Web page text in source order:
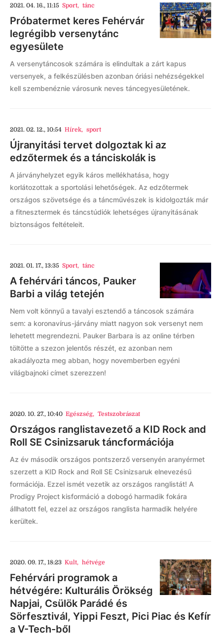
2021. 04. 16., 11:15 Sport, tánc
Próbatermet keres Fehérvár
legrégibb versenytánc
egyesülete
A versenytáncosok számára is elindultak a zárt kapus
versenyek, a felkészülésben azonban óriási nehézségekkel
kell szembenéznie városunk neves táncegyesületének.
2021. 02. 12., 10:54 Hírek, sport
Újranyitási tervet dolgoztak ki az
edzőtermek és a tánciskolák is
A járványhelyzet egyik káros mellékhatása, hogy
korlátozottak a sportolási lehetőségek. Az edzőtermek
országos szövetsége és a táncművészek is kidolgozták már
a fitnesztermek és táncstúdiók lehetséges újranyitásának
biztonságos feltételeit.
2021. 01. 17., 13:35 Sport, tánc
A fehérvári táncos, Pauker
Barbi a világ tetején
Nem volt könnyű a tavalyi esztendő a táncosok számára
sem: a koronavírus-járvány miatt nagyon sok versenyt nem
lehetett megrendezni. Pauker Barbara is az online térben
töltötte a szezon jelentős részét, ez azonban nem
akadályozta meg abban, hogy novemberben egyéni
világbajnoki címet szerezzen!
2020. 10. 27., 10:40 Egészség, Testszobrászat
Országos ranglistavezető a KID Rock and
Roll SE Csinizsaruk táncformációja
Az év második országos pontszerző versenyén aranyérmet
szerzett a KID Rock and Roll SE Csinizsaruk elnevezésű
formációja. Ezzel ismét vezetik az országos ranglistát! A
Prodigy Project kisformáció a dobogó harmadik fokára
állhatott fel, ezzel az országos ranglista harmadik helyére
kerültek.
2020. 09. 17., 18:23 Kult, hétvége
Fehérvári programok a
hétvégére: Kulturális Örökség
Napjai, Csülök Parádé és
Sörfesztivál, Yippi Feszt, Pici Piac és Kefír
a V-Tech-ből